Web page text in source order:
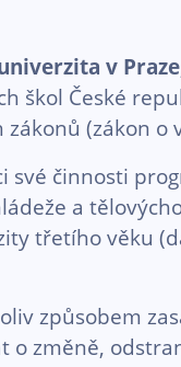
v
škol České
(zákon o
činnosti
a
třetího věku
způsobem
o změně,